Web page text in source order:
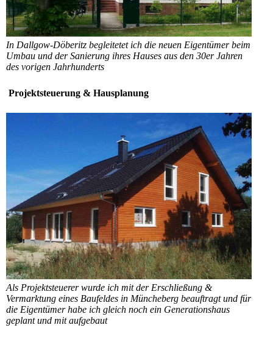
In Dallgow-Döberitz begleitetet ich die neuen Eigentümer beim
Umbau und der Sanierung ihres Hauses aus den 30er Jahren
des vorigen Jahrhunderts
Projektsteuerung & Hausplanung
Als Projektsteuerer wurde ich mit der Erschließung &
Vermarktung eines Baufeldes in Müncheberg beauftragt und für
die Eigentümer habe ich gleich noch ein Generationshaus
geplant und mit aufgebaut